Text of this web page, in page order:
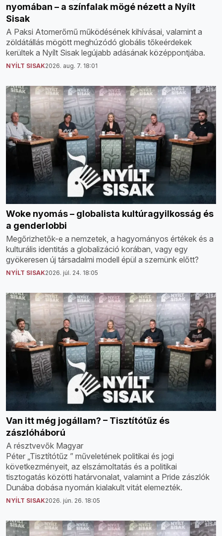
nyomában – a színfalak mögé nézett a Nyílt
Sisak
A Paksi Atomerőmű működésének kihívásai, valamint a
zöldátállás mögött meghúzódó globális tőkeérdekek
kerültek a Nyílt Sisak legújabb adásának középpontjába.
NYÍLT SISAK2026. aug. 7. 18:01
Woke nyomás – globalista kultúragyilkosság és
a genderlobbi
Megőrizhetők-e a nemzetek, a hagyományos értékek és a
kulturális identitás a globalizáció korában, vagy egy
gyökeresen új társadalmi modell épül a szemünk előtt?
NYÍLT SISAK2026. júl. 24. 18:05
Van itt még jogállam? – Tisztítótűz és
zászlóháború
A résztvevők Magyar
Péter „Tisztítótűz ” műveletének politikai és jogi
következményeit, az elszámoltatás és a politikai
tisztogatás közötti határvonalat, valamint a Pride zászlók
Dunába dobása nyomán kialakult vitát elemezték.
NYÍLT SISAK2026. jún. 26. 18:05